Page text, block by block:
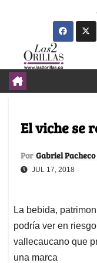
El viche se
Por Gabriel Pacheco
JUL 17, 2018
La bebida,
podría ver en
vallecaucano que
una marca